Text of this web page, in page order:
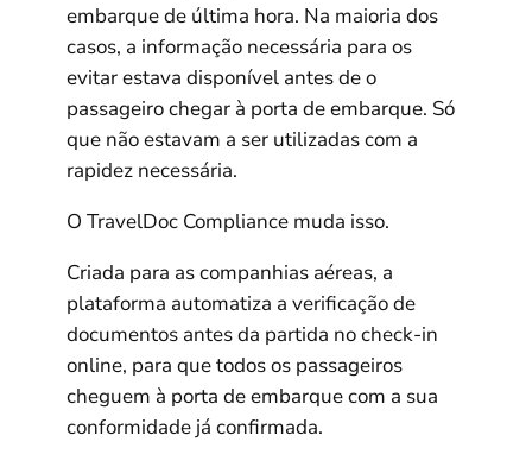
embarque de última hora. Na maioria dos
casos, a informação necessária para os
evitar estava disponível antes de o
passageiro chegar à porta de embarque. Só
que não estavam a ser utilizadas com a
rapidez necessária.
O TravelDoc Compliance muda isso.
Criada para as companhias aéreas, a
plataforma automatiza a verificação de
documentos antes da partida no check-in
online, para que todos os passageiros
cheguem à porta de embarque com a sua
conformidade já confirmada.